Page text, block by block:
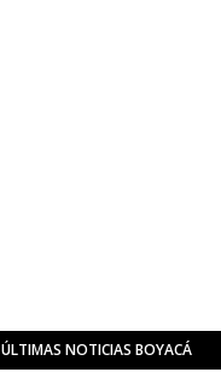
ÚLTIMAS NOTICIAS BOYACÁ